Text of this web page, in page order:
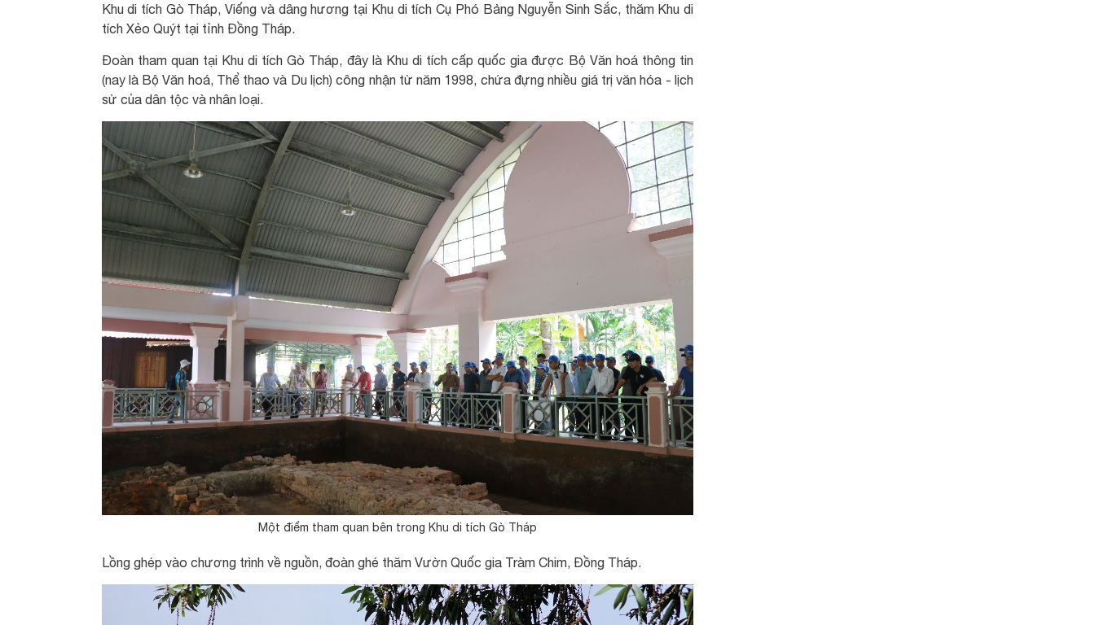
Khu di tích Gò Tháp, Viếng và dâng hương tại Khu di tích Cụ Phó Bảng Nguyễn Sinh Sắc, thăm Khu di
tích Xẻo Quýt tại tỉnh Đồng Tháp.
Đoàn tham quan tại Khu di tích Gò Tháp, đây là Khu di tích cấp quốc gia được Bộ Văn hoá thông tin
(nay là Bộ Văn hoá, Thể thao và Du lịch) công nhận từ năm 1998, chứa đựng nhiều giá trị văn hóa - lịch
sử của dân tộc và nhân loại.
Một điểm tham quan bên trong Khu di tích Gò Tháp
Lồng ghép vào chương trình về nguồn, đoàn ghé thăm Vườn Quốc gia Tràm Chim, Đồng Tháp.